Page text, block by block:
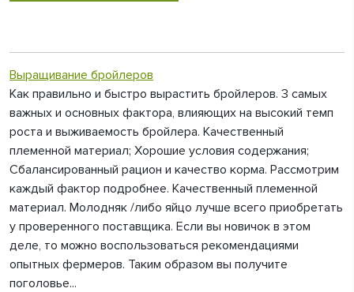
Выращивание бройлеров
Как правильно и быстро вырастить бройлеров. 3 самых
важных и основных фактора, влияющих на высокий темп
роста и выживаемость бройлера. Качественный
племенной материал; Хорошие условия содержания;
Сбалансированный рацион и качество корма. Рассмотрим
каждый фактор подробнее. Качественный племенной
материал. Молодняк /либо яйцо лучше всего приобретать
у проверенного поставщика. Если вы новичок в этом
деле, то можно воспользоваться рекомендациями
опытных фермеров. Таким образом вы получите
поголовье...